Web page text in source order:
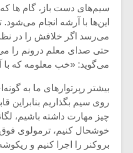
سیم‌های دست باز، گام ‌ها که
این‌ها با آرشه انجام می‌شود.
می‌رسد اگر خلافش را در
حتی صدای معلم درونم را
می‌گوید: «خب معلومه که
بیشتر رپرتوارهای ما به
روی سیم بگذاریم بنابراین
چیز مهارت داشته باشیم،
خوشحال کنیم، ترمولوی فوق
بروکنر را اجرا کنیم و
میکلوش روژا
یادداشتی بر
متن فیلم
شیش و نیم»